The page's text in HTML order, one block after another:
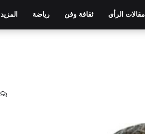
مقالات الرأي ثقافة وفن رياضة المزيد